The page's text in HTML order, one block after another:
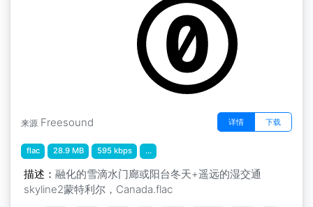
来源 Freesound 详情 下载
flac 28.9 MB 595 kbps ...
描述： 融化的雪滴水门廊或阳台冬天+遥远的湿交通
skyline2蒙特利尔，Canada.flac